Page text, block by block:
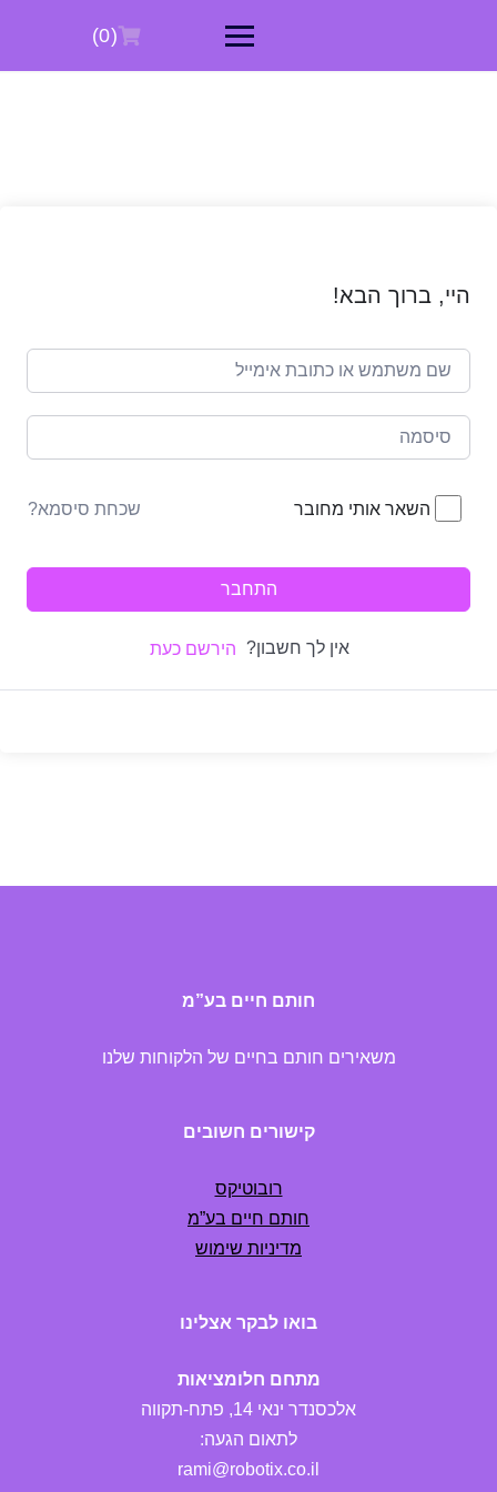
(0)
היי, ברוך הבא!
השאר אותי מחובר שכחת סיסמא?
התחבר
אין לך חשבון? הירשם כעת
חותם חיים בע”מ
משאירים חותם בחיים של הלקוחות שלנו
קישורים חשובים
רובוטיקס
חותם חיים בע”מ
מדיניות שימוש
בואו לבקר אצלינו
מתחם חלומציאות
אלכסנדר ינאי 14, פתח-תקווה
לתאום הגעה:
rami@robotix.co.il